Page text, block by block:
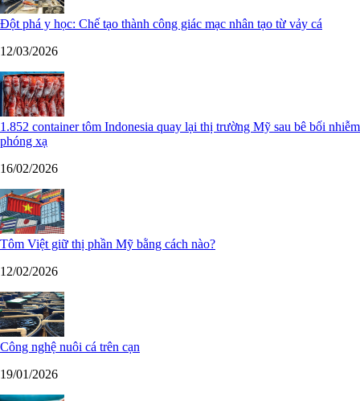
Đột phá y học: Chế tạo thành công giác mạc nhân tạo từ vảy cá
12/03/2026
1.852 container tôm Indonesia quay lại thị trường Mỹ sau bê bối nhiễm
phóng xạ
16/02/2026
Tôm Việt giữ thị phần Mỹ bằng cách nào?
12/02/2026
Công nghệ nuôi cá trên cạn
19/01/2026